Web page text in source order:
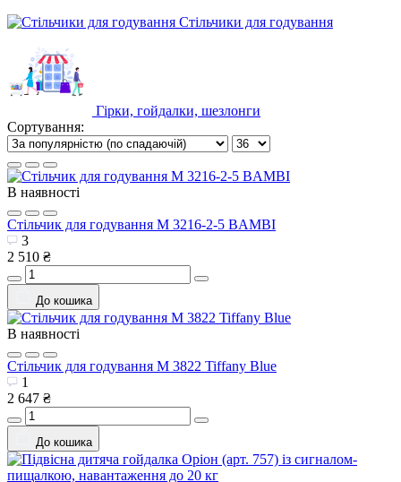
Стільчики для годування
Гірки, гойдалки, шезлонги
Сортування:
В наявності
Стільчик для годування M 3216-2-5 BAMBI
3
2 510 ₴
До кошика
В наявності
Стільчик для годування M 3822 Tiffany Blue
1
2 647 ₴
До кошика